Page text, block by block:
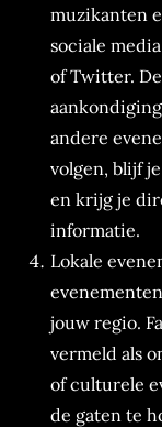
muzikanten
sociale
of Twitter.
andere
volgen, blijf
en krijg je
informatie.
Lokale
jouw regio.
vermeld als
of culturele
de gaten te